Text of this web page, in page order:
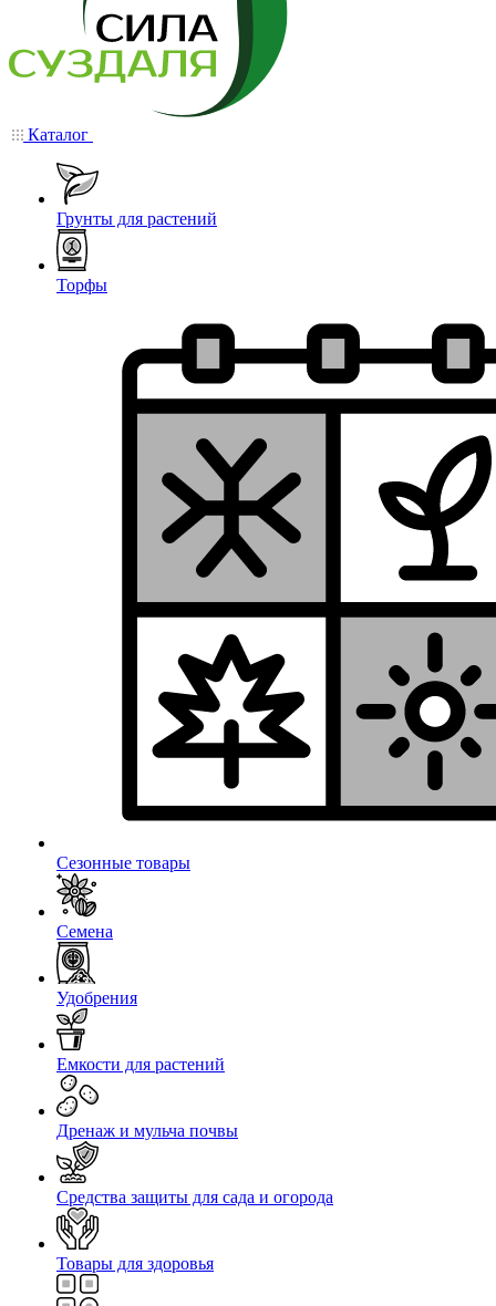
Каталог
Грунты для растений
Торфы
Сезонные товары
Семена
Удобрения
Емкости для растений
Дренаж и мульча почвы
Средства защиты для сада и огорода
Товары для здоровья